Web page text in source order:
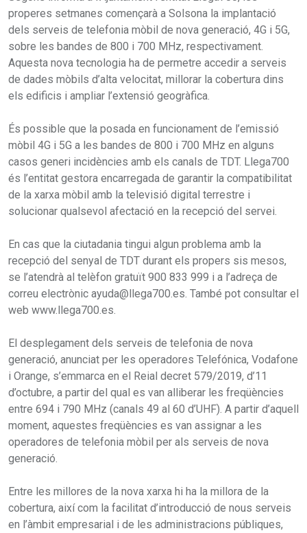
properes setmanes començarà a Solsona la implantació
dels serveis de telefonia mòbil de nova generació, 4G i 5G,
sobre les bandes de 800 i 700 MHz, respectivament.
Aquesta nova tecnologia ha de permetre accedir a serveis
de dades mòbils d’alta velocitat, millorar la cobertura dins
els edificis i ampliar l’extensió geogràfica.
És possible que la posada en funcionament de l’emissió
mòbil 4G i 5G a les bandes de 800 i 700 MHz en alguns
casos generi incidències amb els canals de TDT. Llega700
és l’entitat gestora encarregada de garantir la compatibilitat
de la xarxa mòbil amb la televisió digital terrestre i
solucionar qualsevol afectació en la recepció del servei.
En cas que la ciutadania tingui algun problema amb la
recepció del senyal de TDT durant els propers sis mesos,
se l’atendrà al telèfon gratuït 900 833 999 i a l’adreça de
correu electrònic ayuda@llega700.es. També pot consultar el
web www.llega700.es.
El desplegament dels serveis de telefonia de nova
generació, anunciat per les operadores Telefónica, Vodafone
i Orange, s’emmarca en el Reial decret 579/2019, d’11
d’octubre, a partir del qual es van alliberar les freqüències
entre 694 i 790 MHz (canals 49 al 60 d’UHF). A partir d’aquell
moment, aquestes freqüències es van assignar a les
operadores de telefonia mòbil per als serveis de nova
generació.
Entre les millores de la nova xarxa hi ha la millora de la
cobertura, així com la facilitat d’introducció de nous serveis
en l’àmbit empresarial i de les administracions públiques,